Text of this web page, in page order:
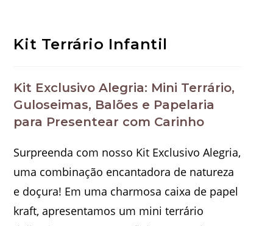
Kit Terrário Infantil
Kit Exclusivo Alegria: Mini Terrário,
Guloseimas, Balões e Papelaria
para Presentear com Carinho
Surpreenda com nosso Kit Exclusivo Alegria,
uma combinação encantadora de natureza
e doçura! Em uma charmosa caixa de papel
kraft, apresentamos um mini terrário